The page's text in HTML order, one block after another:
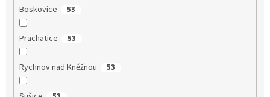
Boskovice 53
Prachatice 53
Rychnov nad Kněžnou 53